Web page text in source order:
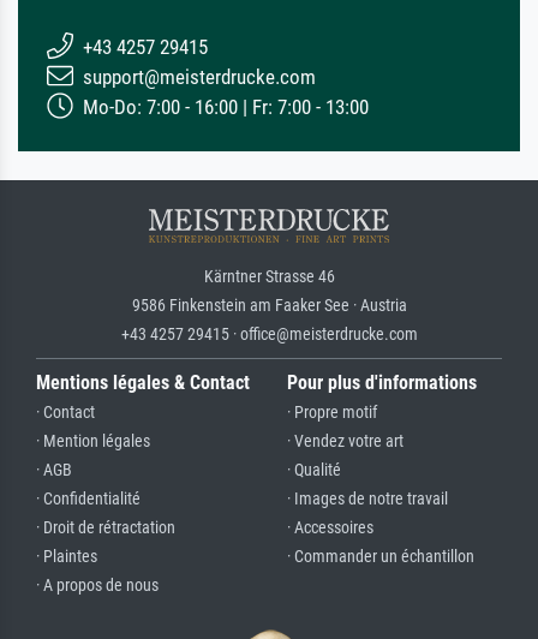
+43 4257 29415
support@meisterdrucke.com
Mo-Do: 7:00 - 16:00 | Fr: 7:00 - 13:00
Kärntner Strasse 46
9586 Finkenstein am Faaker See · Austria
+43 4257 29415 · office@meisterdrucke.com
Mentions légales & Contact
· Contact
· Mention légales
· AGB
· Confidentialité
· Droit de rétractation
· Plaintes
· A propos de nous
Pour plus d'informations
· Propre motif
· Vendez votre art
· Qualité
· Images de notre travail
· Accessoires
· Commander un échantillon